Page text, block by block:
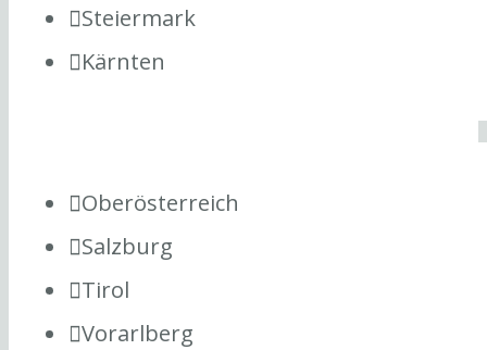
Steiermark
Kärnten
Oberösterreich
Salzburg
Tirol
Vorarlberg